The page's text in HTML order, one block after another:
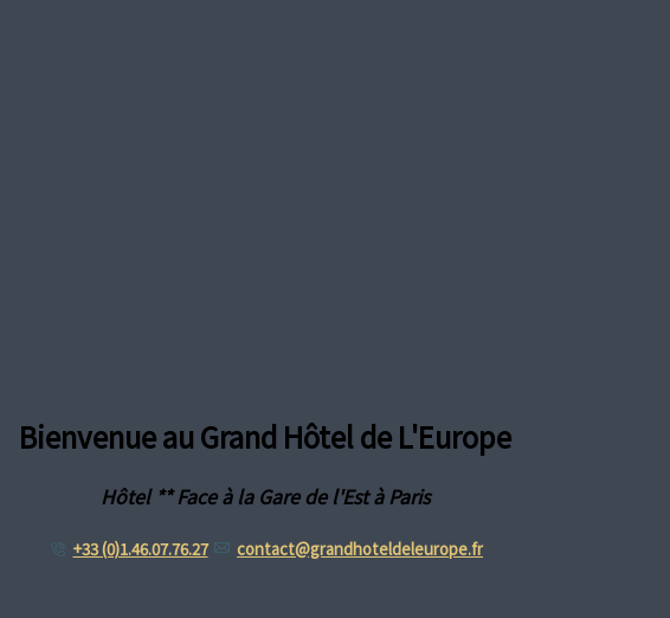
Bienvenue au Grand Hôtel de L'Europe
Hôtel ** Face à la Gare de l'Est à Paris
+33 (0)1.46.07.76.27 contact@grandhoteldeleurope.fr